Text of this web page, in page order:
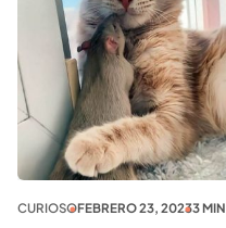
CURIOSOFEBRERO 23, 20233 MIN